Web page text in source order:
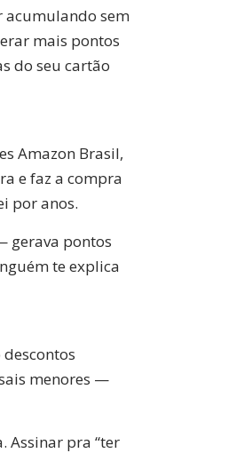
acumulando sem
mais pontos
do seu cartão
Amazon Brasil,
e faz a compra
por anos.
gerava pontos
te explica
menores —
Assinar pra “ter